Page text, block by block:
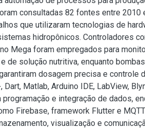
consultadas 82 fontes entre 2010
que utilizaram tecnologias de
hidropônicos. Controladores
Mega foram empregados para
de solução nutritiva, enquanto
dosagem precisa e controle
Matlab, Arduino IDE, LabView,
e integração de dados,
Firebase, framework Flutter e
visualização e